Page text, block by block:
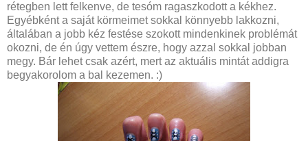
rétegben lett felkenve, de tesóm ragaszkodott a kékhez.
Egyébként a saját körmeimet sokkal könnyebb lakkozni,
általában a jobb kéz festése szokott mindenkinek problémát
okozni, de én úgy vettem észre, hogy azzal sokkal jobban
megy. Bár lehet csak azért, mert az aktuális mintát addigra
begyakorolom a bal kezemen. :)